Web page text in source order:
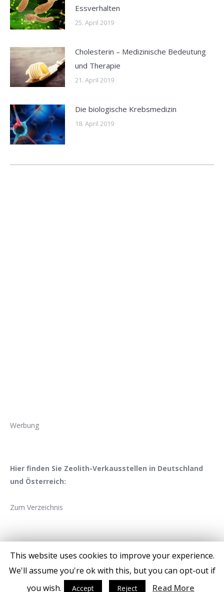
Essverhalten
25. April 2019
Cholesterin – Medizinische Bedeutung
und Therapie
21. April 2019
Die biologische Krebsmedizin
18. April 2019
Werbung
Hier finden Sie Zeolith-Verkausstellen in Deutschland
und Österreich:
Zum Verzeichnis
This website uses cookies to improve your experience.
We'll assume you're ok with this, but you can opt-out if
you wish.
Accept Reject Read More